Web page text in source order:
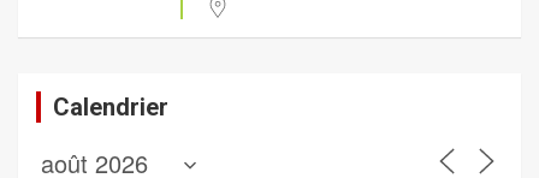
Calendrier